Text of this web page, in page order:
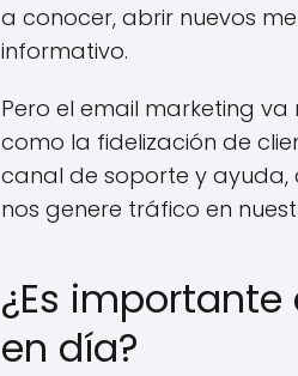
a conocer, abrir nuevos
informativo.
Pero el email marketing
como la fidelización de
canal de soporte y ayuda,
nos genere tráfico en
¿Es
en día?